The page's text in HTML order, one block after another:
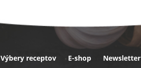
Výbery receptov E-shop Newsletter